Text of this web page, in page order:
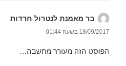
בר מאמנת לנטרול חרדות
18/09/2017 בשעה 01:44
הפוסט הזה מעורר מחשבה…